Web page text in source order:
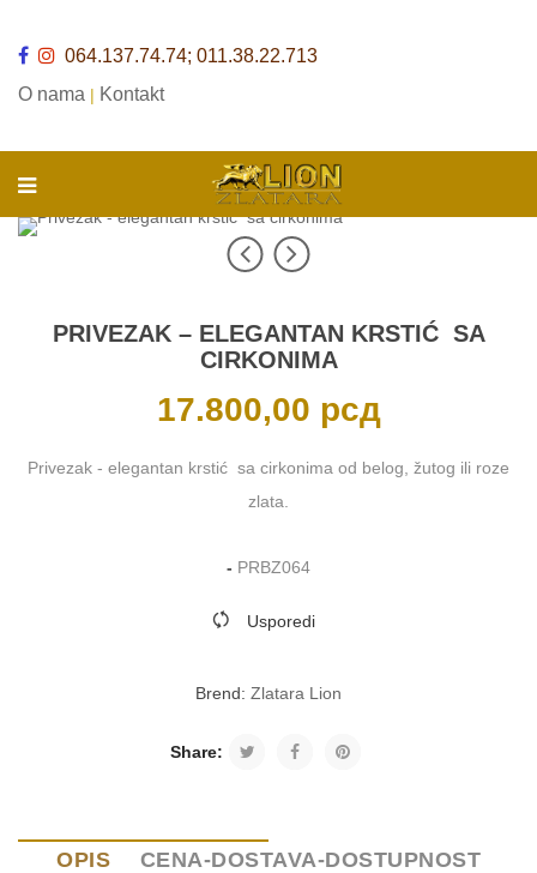
064.137.74.74; 011.38.22.713
O nama | Kontakt
PRIVEZAK – ELEGANTAN KRSTIĆ SA
CIRKONIMA
17.800,00 рсд
Privezak - elegantan krstić sa cirkonima od belog, žutog ili roze
zlata.
- PRBZ064
Usporedi
Brend: Zlatara Lion
Share:
OPIS CENA-DOSTAVA-DOSTUPNOST